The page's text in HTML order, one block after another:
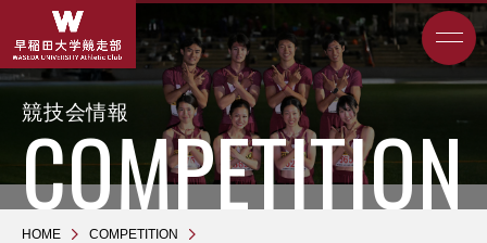
競技会情報
HOME
COMPETITION